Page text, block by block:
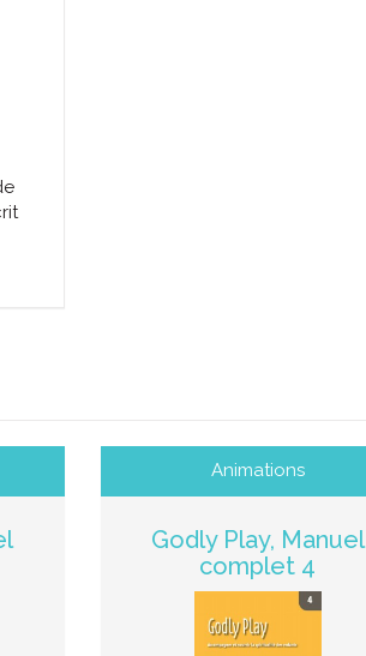
Animations
Godly Play, Manuel
complet 4